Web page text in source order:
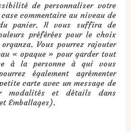
de personnaliser votre
commentaire au niveau de
panier. Il vous suffira de
préférées pour le choix
Vous pourrez rajouter
« opaque » pour garder tout
à la personne à qui vous
également agrémenter
carte avec un message de
modalités et détails dans
Emballages).